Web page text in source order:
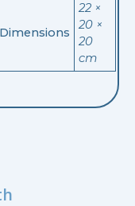
Dimensions
22 ×
20 ×
20
cm